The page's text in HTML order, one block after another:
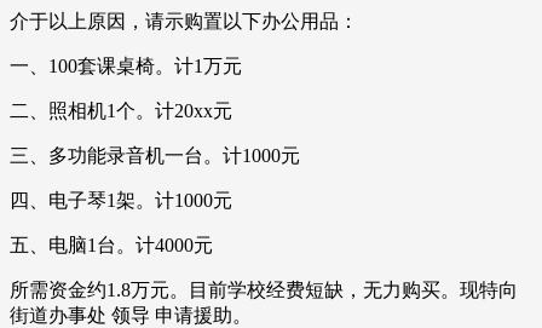
介于以上原因，请示购置以下办公用品：
一、100套课桌椅。计1万元
二、照相机1个。计20xx元
三、多功能录音机一台。计1000元
四、电子琴1架。计1000元
五、电脑1台。计4000元
所需资金约1.8万元。目前学校经费短缺，无力购买。现特向
街道办事处 领导 申请援助。